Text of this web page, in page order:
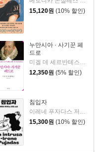
15,120원 (10% 할인)
누만시아 · 사기꾼 페
드로
미겔 데 세르반테스 저/김선욱 역
12,350원 (5% 할인)
침입자
이레네 푸자다스 저/류영지 역
15,300원 (10% 할인)